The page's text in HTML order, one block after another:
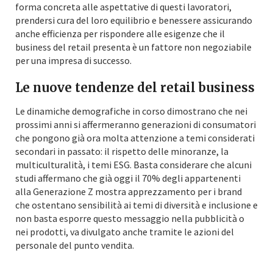
forma concreta alle aspettative di questi lavoratori,
prendersi cura del loro equilibrio e benessere assicurando
anche efficienza per rispondere alle esigenze che il
business del retail presenta è un fattore non negoziabile
per una impresa di successo.
Le nuove tendenze del retail business
Le dinamiche demografiche in corso dimostrano che nei
prossimi anni si affermeranno generazioni di consumatori
che pongono già ora molta attenzione a temi considerati
secondari in passato: il rispetto delle minoranze, la
multiculturalità, i temi ESG. Basta considerare che alcuni
studi affermano che già oggi il 70% degli appartenenti
alla Generazione Z mostra apprezzamento per i brand
che ostentano sensibilità ai temi di diversità e inclusione e
non basta esporre questo messaggio nella pubblicità o
nei prodotti, va divulgato anche tramite le azioni del
personale del punto vendita.